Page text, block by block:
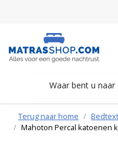
Terug naar home
Mahoton Percal katoenen